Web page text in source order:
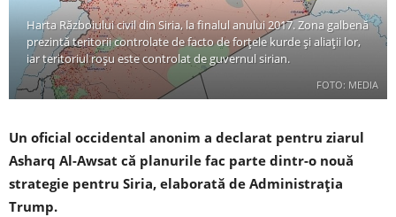
FOTO: MEDIA
Harta Războiului civil din Siria, la finalul anului 2017. Zona galbenă
prezintă teritorii controlate de facto de forțele kurde și aliații lor,
iar teritoriul roșu este controlat de guvernul sirian.
Un oficial occidental anonim a declarat pentru ziarul
Asharq Al-Awsat că planurile fac parte dintr-o nouă
strategie pentru Siria, elaborată de Administrația
Trump.